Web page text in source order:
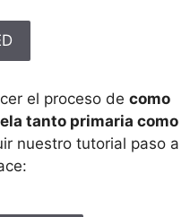
el proceso de como
tanto primaria como
nuestro tutorial paso a